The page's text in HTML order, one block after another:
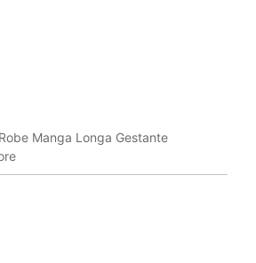
Manga Longa Gestante